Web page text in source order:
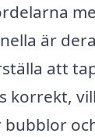
är
att
korrekt,